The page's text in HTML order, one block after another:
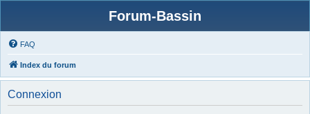
Forum-Bassin
FAQ
Index du forum
Connexion